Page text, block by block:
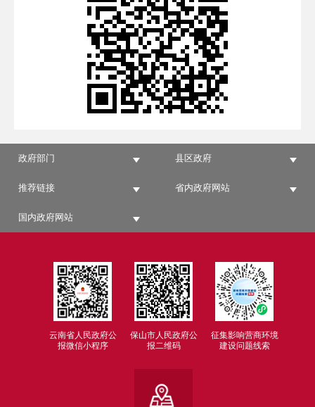
政府部门 县区政府
推荐链接 省内政府网站
国内政府网站
云南省人民政府公
报微信小程序
保山市人民政府公
报二维码
征集影响营商环境
建设问题线索